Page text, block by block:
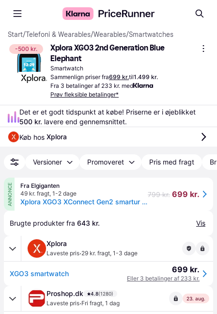
Start/Telefoni & Wearables/Wearables/Smartwatches
-500 kr.
Xplora XGO3 2nd Generation Blue
Elephant
Smartwatch
Sammenlign priser fra699 kr.til1.499 kr.
Fra 3 betalinger af 233 kr. med
Prøv fleksible betalinger*
500 kr. lavere end gennemsnittet.
Køb hos Xplora
Versioner Promoveret Pris med fragt
ANNONCE
Fra Elgiganten
49 kr. fragt, 1-2 dage
Xplora XGO3 XConnect Gen2 smartur til børn med SIM inkluderet (blå)
799 kr. 699 kr.
Brugte produkter fra 643 kr. Vis
Xplora
Laveste pris·29 kr. fragt, 1-3 dage
XGO3 smartwatch 699 kr.
Eller 3 betalinger af 233 kr.
Proshop.dk 4.8(1280)
Laveste pris·Fri fragt, 1 dag
23. aug.